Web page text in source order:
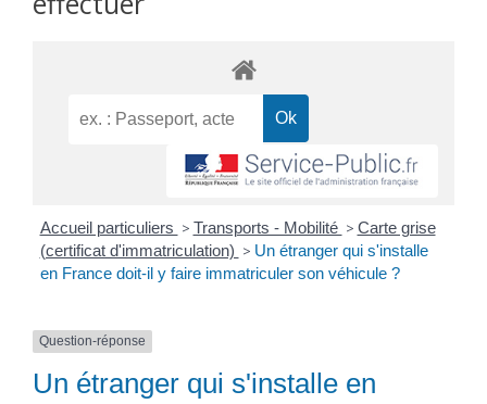
Accueil particuliers > Transports - Mobilité > Carte grise
(certificat d'immatriculation) > Un étranger qui s'installe
en France doit-il y faire immatriculer son véhicule ?
Question-réponse
Un étranger qui s'installe en